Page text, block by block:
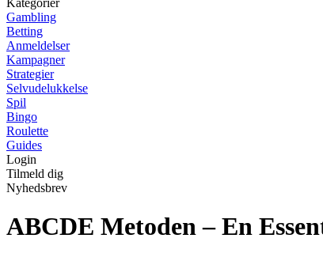
Kategorier
Gambling
Betting
Anmeldelser
Kampagner
Strategier
Selvudelukkelse
Spil
Bingo
Roulette
Guides
Login
Tilmeld dig
Nyhedsbrev
ABCDE Metoden – En